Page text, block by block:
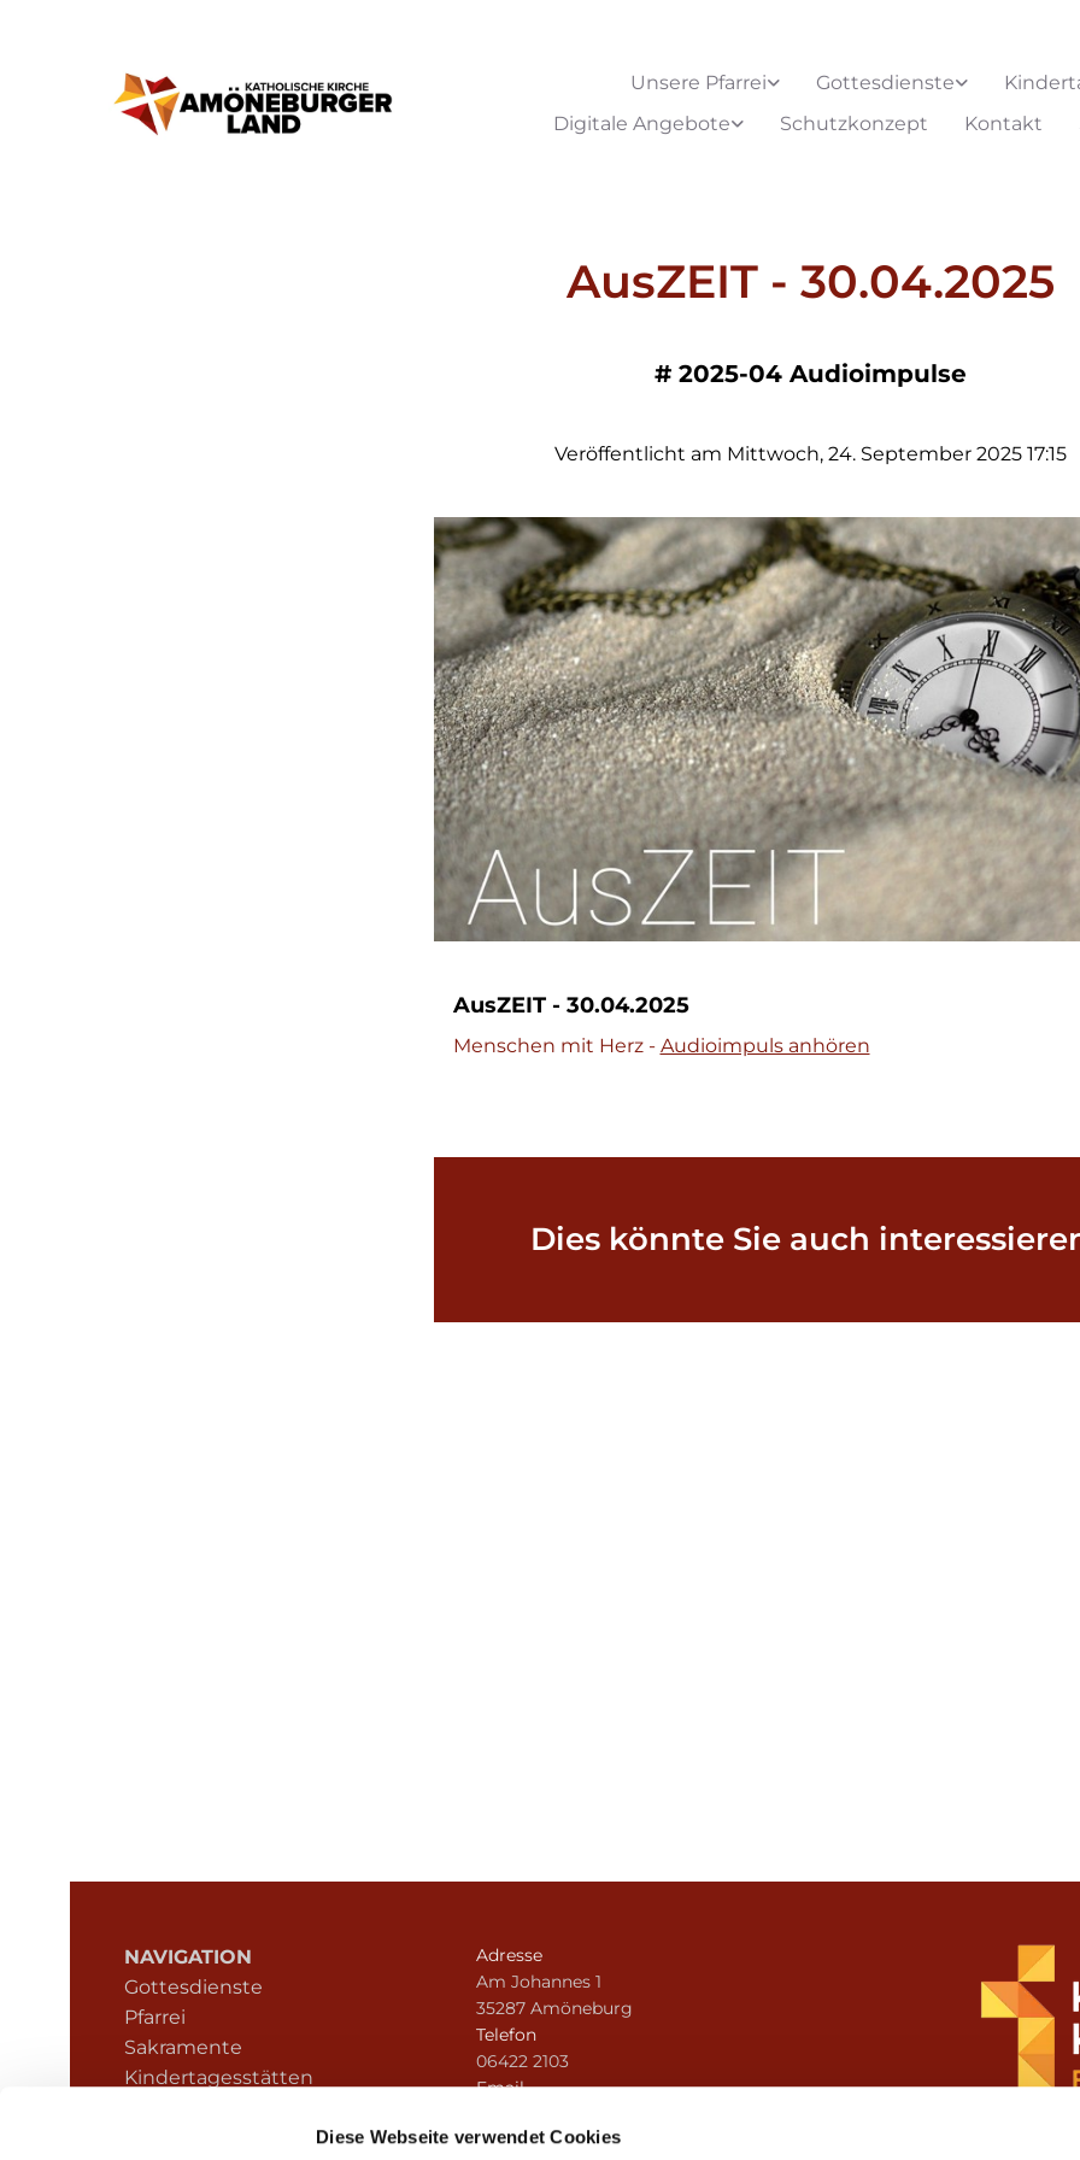
Diese Webseite verwendet Cookies
Unsere Pfarrei Gottesdienste
Digitale Angebote
Schutzkonzept Kontakt
AusZEIT - 30.04.2025
# 2025-04 Audioimpulse
Veröffentlicht am Mittwoch, 24. September 2025 17:15
AusZEIT - 30.04.2025
Menschen mit Herz - Audioimpuls anhören
Dies könnte Sie auch
NAVIGATION
Gottesdienste
Pfarrei
Sakramente
Kindertagesstätten
Hinweisgeberschutz
Adresse
Am Johannes 1
35287 Amöneburg
Telefon
06422 2103
Email